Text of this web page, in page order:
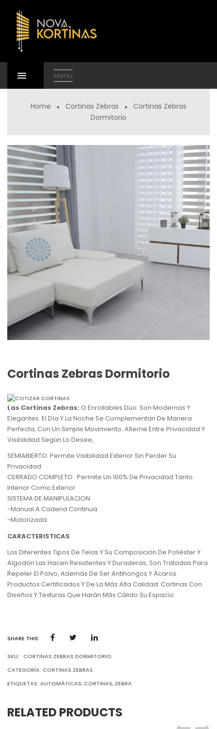
Menu
Home Cortinas Zebras
Cortinas Zebras
Dormitorio
Cortinas Zebras Dormitorio
Las Cortinas Zebras: O Enrollables Dúo: Son Modernas Y
Elegantes. El Día Y La Noche Se Complementan De Manera
Perfecta, Con Un Simple Movimiento. Alterne Entre Privacidad Y
Visibilidad Según Lo Desee,
SEMIABIERTO: Permite Visibilidad Exterior Sin Perder Su
Privacidad
CERRADO COMPLETO: Permite Un 100% De Privacidad Tanto
Interior Como Exterior
SISTEMA DE MANIPULACION.
-Manual A Cadena Continua
-Motorizada
CARACTERISTICAS
Los Diferentes Tipos De Telas Y Su Composición De Poliéster Y
Algodón Las Hacen Resistentes Y Duraderas, Son Tratadas Para
Repeler El Polvo, Además De Ser Antihongos Y Ácaros.
Productos Certificados Y De La Más Alta Calidad. Cortinas Con
Diseños Y Texturas Que Harán Más Cálido Su Espacio.
SHARE THIS
SKU: CORTINAS ZEBRAS DORMITORIO
CATEGORÍA: CORTINAS ZEBRAS
ETIQUETAS: AUTOMÁTICAS,CORTINAS, ZEBRA
RELATED PRODUCTS